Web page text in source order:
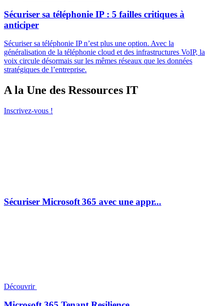
Sécuriser sa téléphonie IP : 5 failles critiques à
anticiper
Sécuriser sa téléphonie IP n’est plus une option. Avec la
généralisation de la téléphonie cloud et des infrastructures VoIP, la
voix circule désormais sur les mêmes réseaux que les données
stratégiques de l’entreprise.
A la Une des Ressources IT
Inscrivez-vous !
Sécuriser Microsoft 365 avec une appr...
Découvrir